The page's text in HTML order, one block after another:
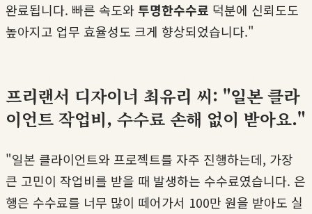
완료됩니다. 빠른 속도와투명한수수료 덕분에 신뢰도도
높아지고 업무 효율성도 크게 향상되었습니다."
프리랜서 디자이너 최유리 씨: "일본 클라
이언트 작업비, 수수료 손해 없이 받아요."
"일본 클라이언트와 프로젝트를 자주 진행하는데, 가장
큰 고민이 작업비를 받을 때 발생하는 수수료였습니다. 은
행은 수수료를 너무 많이 떼어가서 100만 원을 받아도 실